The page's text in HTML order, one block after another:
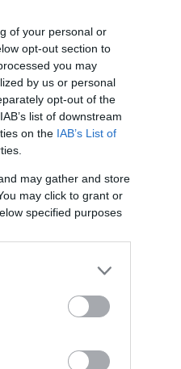
of your personal or
opt-out section to
you may
by us or personal
opt-out of the
list of downstream
on the IAB’s List of
may gather and store
may click to grant or
specified purposes